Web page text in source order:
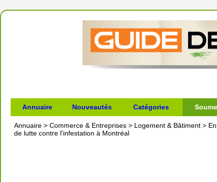
Annuaire Nouveautés Catégories
Annuaire > Commerce & Entreprises > Logement & Bâtiment >
de lutte contre l'infestation à Montréal